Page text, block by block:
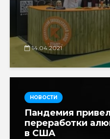
14.04.2021
НОВОСТИ
Пандемия
переработки
в США